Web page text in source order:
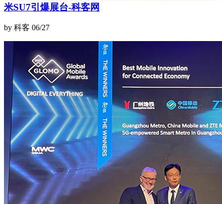
米SU7引爆展台-科客网
by 科客 06/27